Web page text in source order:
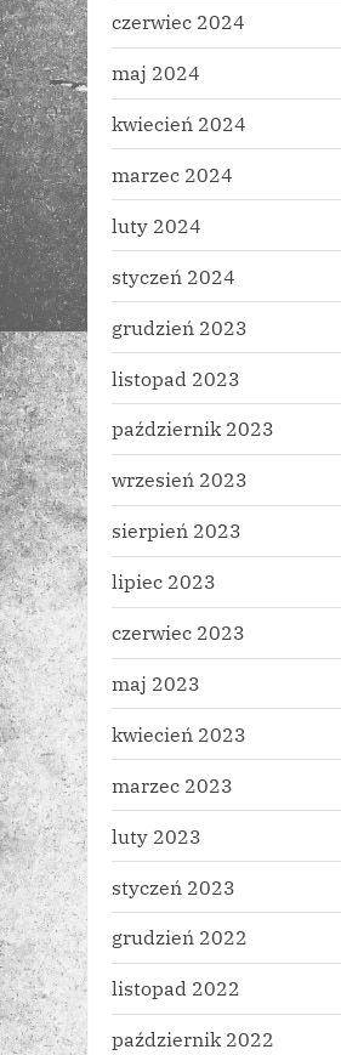
czerwiec 2024
maj 2024
kwiecień 2024
marzec 2024
luty 2024
styczeń 2024
grudzień 2023
listopad 2023
październik 2023
wrzesień 2023
sierpień 2023
lipiec 2023
czerwiec 2023
maj 2023
kwiecień 2023
marzec 2023
luty 2023
styczeń 2023
grudzień 2022
listopad 2022
październik 2022